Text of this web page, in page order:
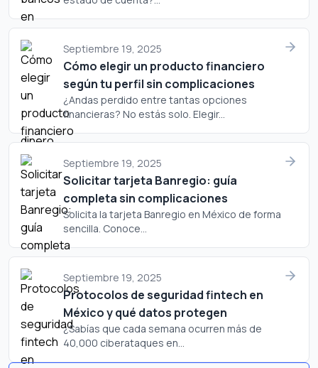
Septiembre 19, 2025
Cómo elegir un producto financiero
según tu perfil sin complicaciones
¿Andas perdido entre tantas opciones
financieras? No estás solo. Elegir...
Septiembre 19, 2025
Solicitar tarjeta Banregio: guía
completa sin complicaciones
Solicita la tarjeta Banregio en México de forma
sencilla. Conoce...
Septiembre 19, 2025
Protocolos de seguridad fintech en
México y qué datos protegen
¿Sabías que cada semana ocurren más de
40,000 ciberataques en...